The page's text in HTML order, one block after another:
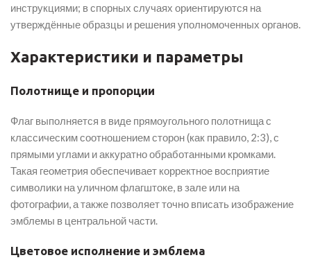
инструкциями; в спорных случаях ориентируются на
утверждённые образцы и решения уполномоченных органов.
Характеристики и параметры
Полотнище и пропорции
Флаг выполняется в виде прямоугольного полотнища с
классическим соотношением сторон (как правило, 2:3), с
прямыми углами и аккуратно обработанными кромками.
Такая геометрия обеспечивает корректное восприятие
символики на уличном флагштоке, в зале или на
фотографии, а также позволяет точно вписать изображение
эмблемы в центральной части.
Цветовое исполнение и эмблема